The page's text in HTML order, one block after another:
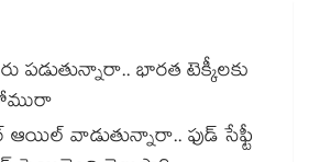
పడుతున్నారా.. భారత టెక్కీలకు
ఆయిల్ వాడుతున్నారా.. ఫుడ్ సేఫ్టీ